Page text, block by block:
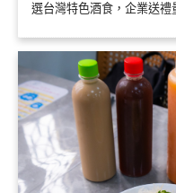
選台灣特色酒食，企業送禮